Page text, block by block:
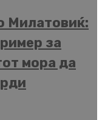
Милатовиќ:
за
мора да